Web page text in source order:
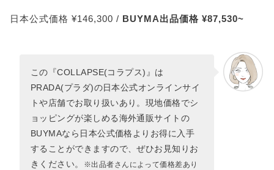
日本公式価格 ¥146,300 / BUYMA出品価格 ¥87,530~
この『COLLAPSE(コラプス)』は
PRADA(プラダ)の日本公式オンラインサイ
トや店舗でお取り扱いあり。現地価格でシ
ョッピングが楽しめる海外通販サイトの
BUYMAなら日本公式価格よりお得に入手
することができますので、ぜひお見知りお
きください。
※出品者さんによって価格差あり